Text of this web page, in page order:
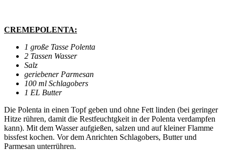
CREMEPOLENTA:
1 große Tasse Polenta
2 Tassen Wasser
Salz
geriebener Parmesan
100 ml Schlagobers
1 EL Butter
Die Polenta in einen Topf geben und ohne Fett linden (bei geringer
Hitze rühren, damit die Restfeuchtgkeit in der Polenta verdampfen
kann). Mit dem Wasser aufgießen, salzen und auf kleiner Flamme
bissfest kochen. Vor dem Anrichten Schlagobers, Butter und
Parmesan unterrühren.